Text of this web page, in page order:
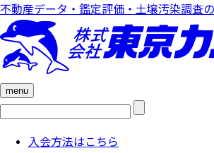
不動産データ・鑑定評価・土壌汚染調査
menu
検
入会方法はこちら